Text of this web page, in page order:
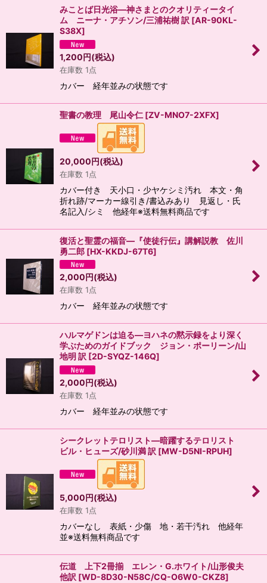
絞り込む
みことば日光浴―神さまとのクオリティータイ
ム ニーナ・アチソン/三浦祐樹 訳 [AR-90KL-
S38X]
1,200円(税込)
在庫数 1点
カバー 経年並みの状態です
聖書の教理 尾山令仁 [ZV-MNO7-2XFX]
20,000円(税込)
在庫数 1点
カバー付き 天小口・少ヤケシミ汚れ 本文・角
折れ跡/マーカー線引き/書込みあり 見返し・氏
名記入/シミ 他経年※送料無料商品です
復活と聖霊の福音―『使徒行伝』講解説教 佐川
勇二郎 [HX-KKDJ-67T6]
2,000円(税込)
在庫数 1点
カバー 経年並みの状態です
ハルマゲドンは迫る―ヨハネの黙示録をより深く
学ぶためのガイドブック ジョン・ポーリーン/山
地明 訳 [2D-SYQZ-146Q]
2,000円(税込)
在庫数 1点
カバー 経年並みの状態です
シークレットテロリスト―暗躍するテロリスト
ビル・ヒューズ/砂川満 訳 [MW-D5NI-RPUH]
5,000円(税込)
在庫数 1点
カバーなし 表紙・少傷 地・若干汚れ 他経年
並※送料無料商品です
伝道 上下2冊揃 エレン・G.ホワイト/山形俊夫
他訳 [WD-8D30-N58C/CQ-O6W0-CKZ8]